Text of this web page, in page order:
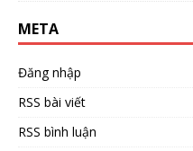
META
Đăng nhập
RSS bài viết
RSS bình luận